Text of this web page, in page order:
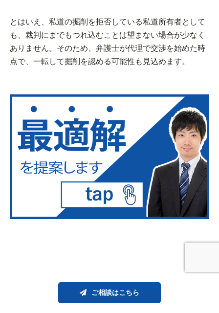
とはいえ、私道の掘削を拒否している私道所有者として
も、裁判にまでもつれ込むことは望まない場合が少なく
ありません。そのため、弁護士が代理で交渉を始めた時
点で、一転して掘削を認める可能性も見込めます。
ご相談はこちら